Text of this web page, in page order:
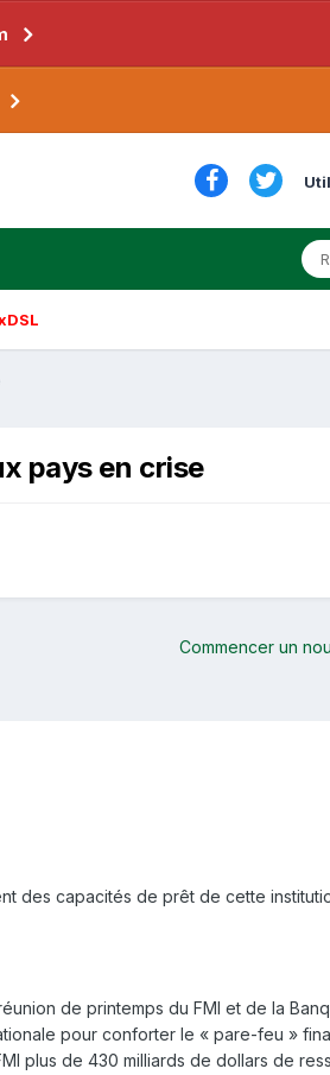
pays en crise
Commencer un
des capacités de prêt de cette
de printemps du FMI et de la
pour conforter le « pare-feu »
plus de 430 milliards de dollars de